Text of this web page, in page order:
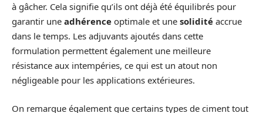
à gâcher. Cela signifie qu’ils ont déjà été équilibrés pour
garantir une adhérence optimale et une solidité accrue
dans le temps. Les adjuvants ajoutés dans cette
formulation permettent également une meilleure
résistance aux intempéries, ce qui est un atout non
négligeable pour les applications extérieures.
On remarque également que certains types de ciment tout